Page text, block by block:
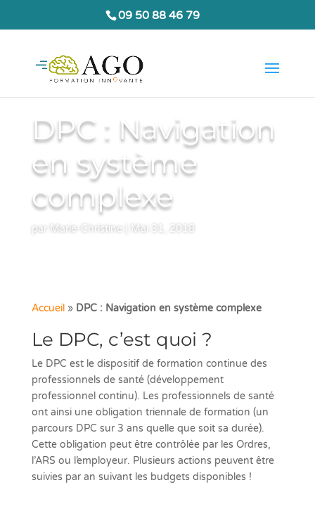
09 50 88 46 79
DPC : Navigation
en système
complexe
par Marie-Christine Mai 31, 2018
Accueil» DPC : Navigation en système complexe
Le DPC, c’est quoi ?
Le DPC est le dispositif de formation continue des
professionnels de santé (développement
professionnel continu). Les professionnels de santé
ont ainsi une obligation triennale de formation (un
parcours DPC sur 3 ans quelle que soit sa durée).
Cette obligation peut être contrôlée par les Ordres,
l’ARS ou l’employeur. Plusieurs actions peuvent être
suivies par an suivant les budgets disponibles !